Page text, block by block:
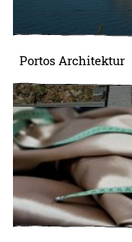
Portos Architektur